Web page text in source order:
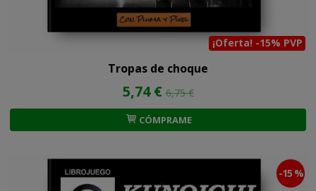
¡Oferta! -15% PVP
Tropas de choque
5,74 €6,75 €
CÓMPRAME
-15 %